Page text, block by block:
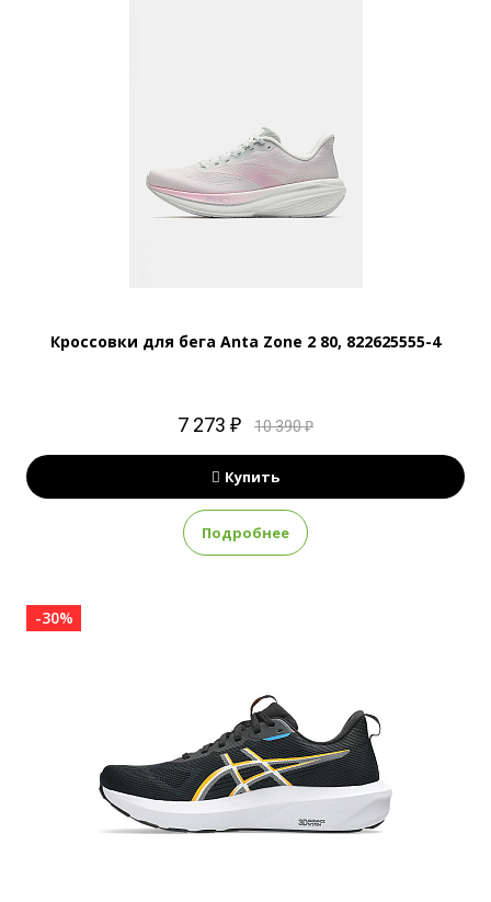
Кроссовки для бега Anta Zone 2 80, 822625555-4
7 273 ₽ 10 390 ₽
Купить
Подробнее
-30%